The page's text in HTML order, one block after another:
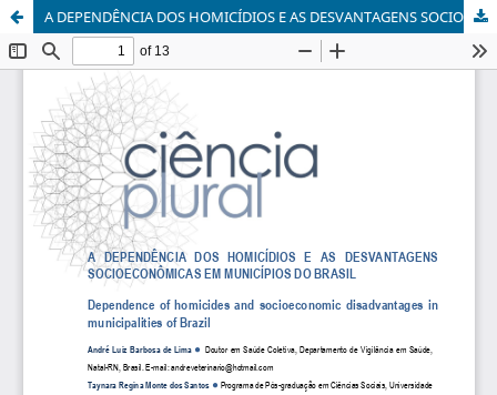
A DEPENDÊNCIA DOS HOMICÍDIOS E AS DESVANTAGENS SOCIOECONÔMICAS EM MUNICÍPIOS DO BRASIL